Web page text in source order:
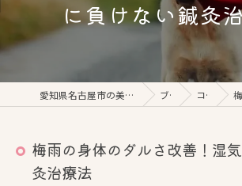
に負けない鍼灸
愛知県名古屋市の美容鍼なら鍼灸美心みぃんとこ ブログ コラム 梅
梅雨の身体のダルさ改善！湿
灸治療法